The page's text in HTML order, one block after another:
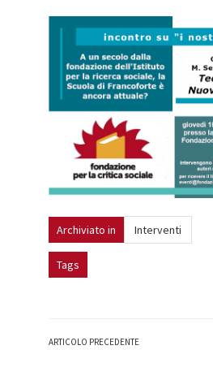
Archiviato in Interventi
Tags
ARTICOLO PRECEDENTE